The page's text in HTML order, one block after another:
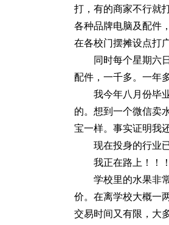
打，有的商家不行就
各种品牌电脑及配件
在各校门摆摊设点打
同时每个星期六
配件，一千多。一年
我今年八月份毕
的。想到一个微信卖
宝一样。事实证明我
现在投身的行业
我正在路上！！！
学校里的水果非
价。在离学校大概一
交易时间又有限，大